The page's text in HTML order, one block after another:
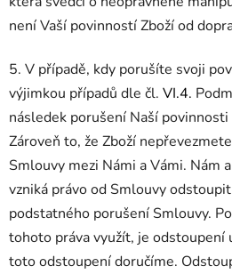
není Vaší povinností Zboží od
5. V případě, kdy porušíte svoji
výjimkou případů dle čl. VI.4.
následek porušení Naší
Zároveň to, že Zboží
Smlouvy mezi Námi a Vámi. Nám
vzniká právo od Smlouvy
podstatného porušení Smlouvy.
tohoto práva využít, je odstoupení
toto odstoupení doručíme.